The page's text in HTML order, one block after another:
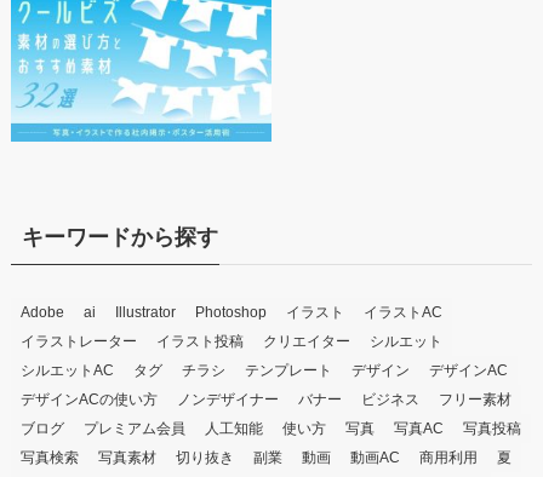
キーワードから探す
Adobe ai Illustrator Photoshop イラスト
イラストAC
イラストレーター
イラスト投稿 クリエイター
シルエット
シルエットAC
タグ チラシ テンプレート デザイン
デザインAC
デザインACの使い方
ノンデザイナー バナー ビジネス
フリー素材
ブログ
プレミアム会員 人工知能 使い方 写真 写真AC
写真投稿
写真検索
写真素材 切り抜き 副業 動画 動画AC 商用利用
夏